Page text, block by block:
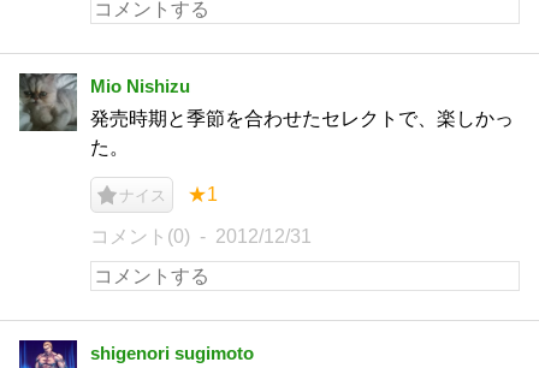
Mio Nishizu
発売時期と季節を合わせたセレクトで、楽しかっ
た。
ナイス ★1
コメント(0) 2012/12/31
shigenori sugimoto